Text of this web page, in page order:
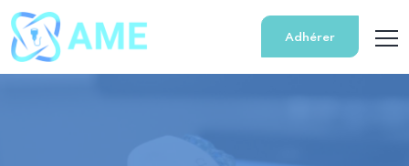
Adhérer